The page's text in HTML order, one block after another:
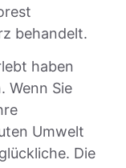
behandelt.
haben
Wenn Sie
Umwelt
Die